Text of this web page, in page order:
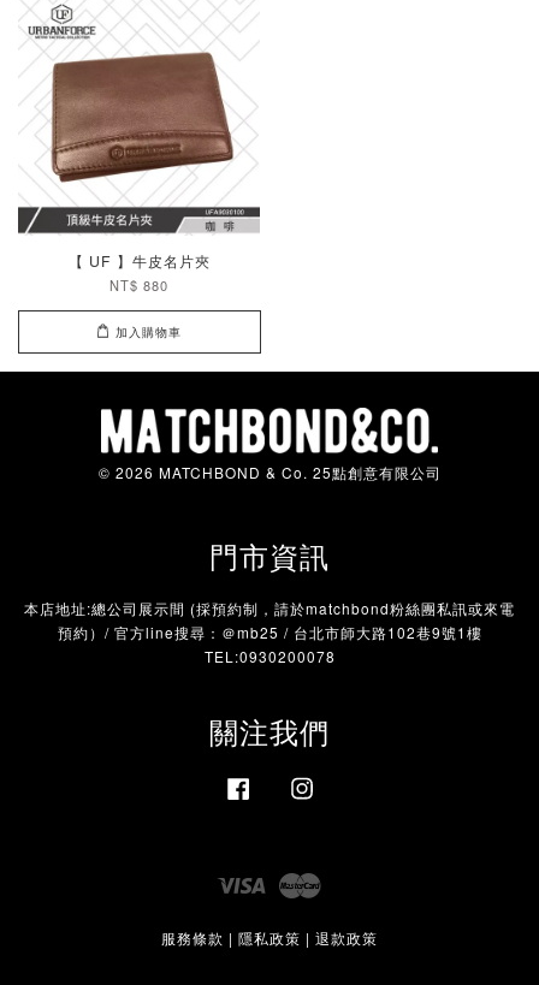
【 UF 】牛皮名片夾
NT$ 880
加入購物車
© 2026 MATCHBOND & Co. 25點創意有限公司
門市資訊
本店地址:總公司展示間 (採預約制，請於matchbond粉絲團私訊或來電
預約）/ 官方line搜尋：＠mb25 / 台北市師大路102巷9號1樓
TEL:0930200078
關注我們
Facebook
Visa
服務條款 | 隱私政策 | 退款政策